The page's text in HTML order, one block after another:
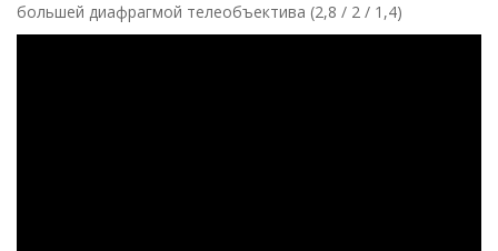
большей диафрагмой телеобъектива (2,8 / 2 / 1,4)